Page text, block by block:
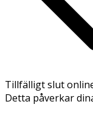
Tillfälligt slut
Detta påverkar